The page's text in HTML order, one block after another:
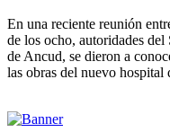
En una reciente reunión
de los ocho, autoridades
de Ancud, se dieron a
las obras del nuevo hospital